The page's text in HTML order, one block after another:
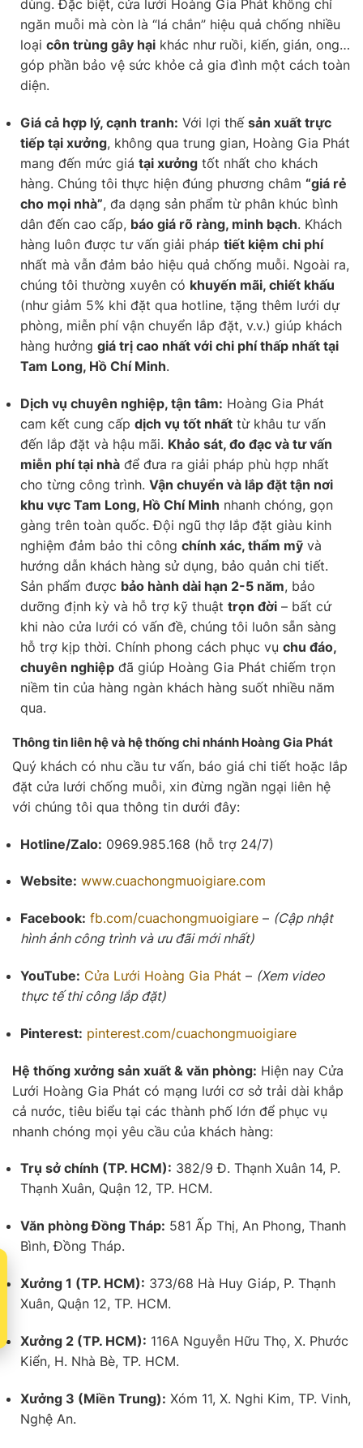
dùng. Đặc biệt, cửa lưới Hoàng Gia Phát không chỉ
ngăn muỗi mà còn là “lá chắn” hiệu quả chống nhiều
loại côn trùng gây hại khác như ruồi, kiến, gián, ong…
góp phần bảo vệ sức khỏe cả gia đình một cách toàn
diện.
Giá cả hợp lý, cạnh tranh: Với lợi thế sản xuất trực
tiếp tại xưởng, không qua trung gian, Hoàng Gia Phát
mang đến mức giá tại xưởng tốt nhất cho khách
hàng. Chúng tôi thực hiện đúng phương châm “giá rẻ
cho mọi nhà”, đa dạng sản phẩm từ phân khúc bình
dân đến cao cấp, báo giá rõ ràng, minh bạch. Khách
hàng luôn được tư vấn giải pháp tiết kiệm chi phí
nhất mà vẫn đảm bảo hiệu quả chống muỗi. Ngoài ra,
chúng tôi thường xuyên có khuyến mãi, chiết khấu
(như giảm 5% khi đặt qua hotline, tặng thêm lưới dự
phòng, miễn phí vận chuyển lắp đặt, v.v.) giúp khách
hàng hưởng giá trị cao nhất với chi phí thấp nhất tại
Tam Long, Hồ Chí Minh.
Dịch vụ chuyên nghiệp, tận tâm: Hoàng Gia Phát
cam kết cung cấp dịch vụ tốt nhất từ khâu tư vấn
đến lắp đặt và hậu mãi. Khảo sát, đo đạc và tư vấn
miễn phí tại nhà để đưa ra giải pháp phù hợp nhất
cho từng công trình. Vận chuyển và lắp đặt tận nơi
khu vực Tam Long, Hồ Chí Minh nhanh chóng, gọn
gàng trên toàn quốc. Đội ngũ thợ lắp đặt giàu kinh
nghiệm đảm bảo thi công chính xác, thẩm mỹ và
hướng dẫn khách hàng sử dụng, bảo quản chi tiết.
Sản phẩm được bảo hành dài hạn 2-5 năm, bảo
dưỡng định kỳ và hỗ trợ kỹ thuật trọn đời – bất cứ
khi nào cửa lưới có vấn đề, chúng tôi luôn sẵn sàng
hỗ trợ kịp thời. Chính phong cách phục vụ chu đáo,
chuyên nghiệp đã giúp Hoàng Gia Phát chiếm trọn
niềm tin của hàng ngàn khách hàng suốt nhiều năm
qua.
Thông tin liên hệ và hệ thống chi nhánh Hoàng Gia Phát
Quý khách có nhu cầu tư vấn, báo giá chi tiết hoặc lắp
đặt cửa lưới chống muỗi, xin đừng ngần ngại liên hệ
với chúng tôi qua thông tin dưới đây:
Hotline/Zalo: 0969.985.168 (hỗ trợ 24/7)
Website: www.cuachongmuoigiare.com
Facebook: fb.com/cuachongmuoigiare – (Cập nhật
hình ảnh công trình và ưu đãi mới nhất)
YouTube: Cửa Lưới Hoàng Gia Phát – (Xem video
thực tế thi công lắp đặt)
Pinterest: pinterest.com/cuachongmuoigiare
Hệ thống xưởng sản xuất & văn phòng: Hiện nay Cửa
Lưới Hoàng Gia Phát có mạng lưới cơ sở trải dài khắp
cả nước, tiêu biểu tại các thành phố lớn để phục vụ
nhanh chóng mọi yêu cầu của khách hàng:
Trụ sở chính (TP. HCM): 382/9 Đ. Thạnh Xuân 14, P.
Thạnh Xuân, Quận 12, TP. HCM.
Văn phòng Đồng Tháp: 581 Ấp Thị, An Phong, Thanh
Bình, Đồng Tháp.
Xưởng 1 (TP. HCM): 373/68 Hà Huy Giáp, P. Thạnh
Xuân, Quận 12, TP. HCM.
Xưởng 2 (TP. HCM): 116A Nguyễn Hữu Thọ, X. Phước
Kiển, H. Nhà Bè, TP. HCM.
Xưởng 3 (Miền Trung): Xóm 11, X. Nghi Kim, TP. Vinh,
Nghệ An.